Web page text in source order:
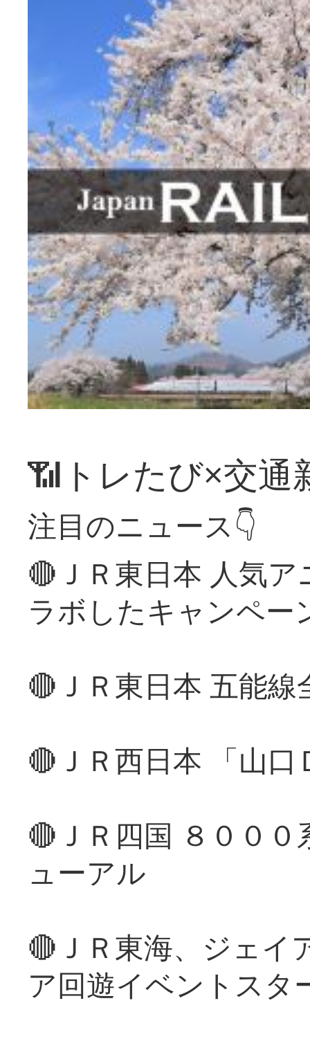
📶トレたび×交通
注目のニュース👇
🔴ＪＲ東日本 人気
ラボしたキャンペー
🔴ＪＲ東日本 五能
🔴ＪＲ西日本 「山
🔴ＪＲ四国 ８００
ューアル
🔴ＪＲ東海、ジェイ
ア回遊イベントスタ